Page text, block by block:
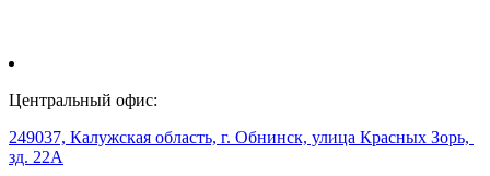
Центральный офис:
249037, Калужская область, г. Обнинск, улица Красных Зорь,
зд. 22А